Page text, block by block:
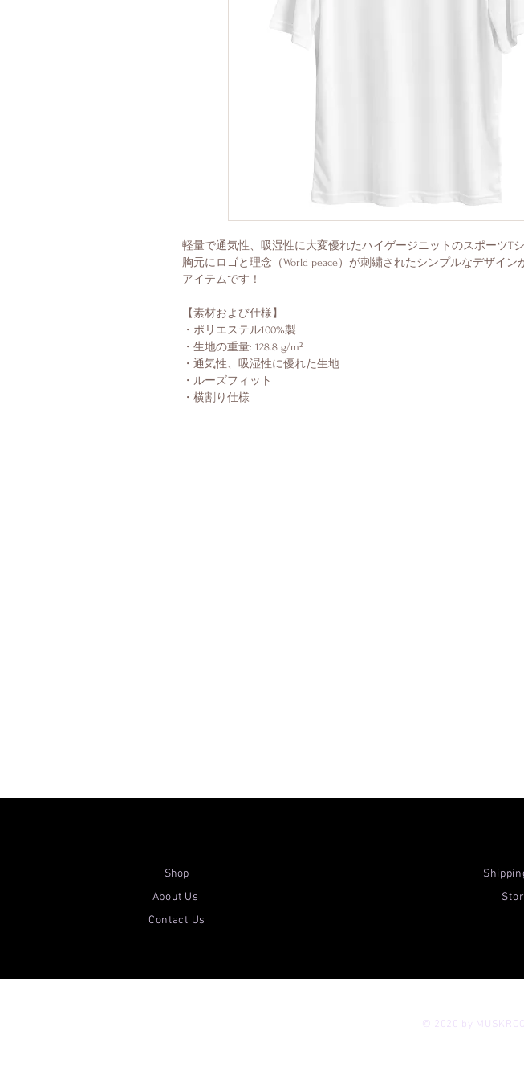
軽量で通気性、吸湿性に大変優れたハイゲージニットのスポーツTシ
胸元にロゴと理念（World peace）が刺繍されたシンプルなデザイン
アイテムです！
【素材および仕様】
・ポリエステル100%製
・生地の重量: 128.8 g/m²
・通気性、吸湿性に優れた生地
・ルーズフィット
・横割り仕様
Shop
About Us
Contact Us
© 2020 by